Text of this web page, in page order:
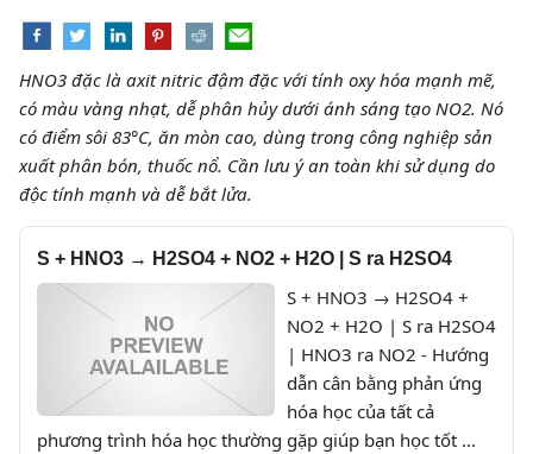
HNO3 đặc là axit nitric đậm đặc với tính oxy hóa mạnh mẽ,
có màu vàng nhạt, dễ phân hủy dưới ánh sáng tạo NO2. Nó
có điểm sôi 83°C, ăn mòn cao, dùng trong công nghiệp sản
xuất phân bón, thuốc nổ. Cần lưu ý an toàn khi sử dụng do
độc tính mạnh và dễ bắt lửa.
S + HNO3 → H2SO4 + NO2 + H2O | S ra H2SO4
S + HNO3 → H2SO4 +
NO2 + H2O | S ra H2SO4
| HNO3 ra NO2 - Hướng
dẫn cân bằng phản ứng
hóa học của tất cả
phương trình hóa học thường gặp giúp bạn học tốt ...